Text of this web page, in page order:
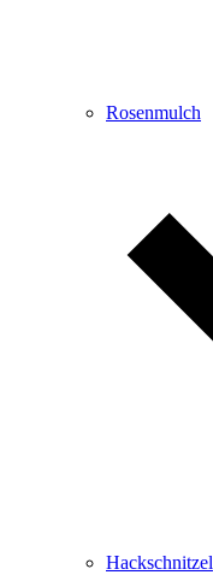
Rosenmulch
Hackschnitzel